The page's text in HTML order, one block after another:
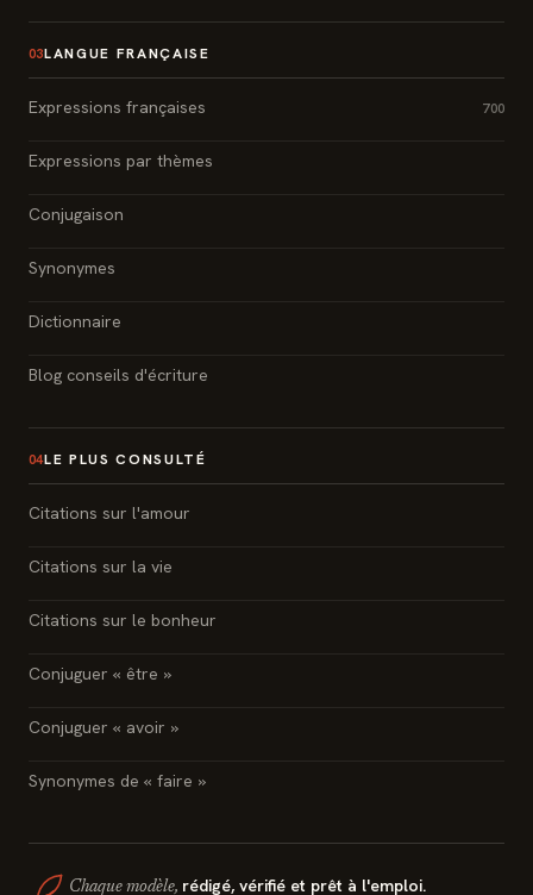
03LANGUE FRANÇAISE
Expressions françaises 700
Expressions par thèmes
Conjugaison
Synonymes
Dictionnaire
Blog conseils d'écriture
04LE PLUS CONSULTÉ
Citations sur l'amour
Citations sur la vie
Citations sur le bonheur
Conjuguer « être »
Conjuguer « avoir »
Synonymes de « faire »
Chaque modèle, rédigé, vérifié et prêt à l'emploi.